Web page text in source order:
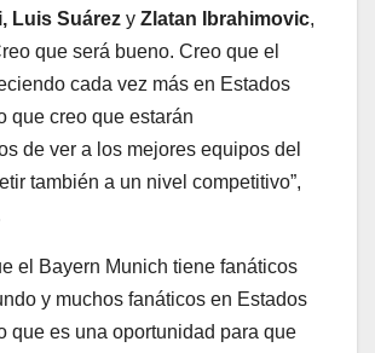
Luis Suárez y Zlatan Ibrahimovic,
que será bueno. Creo que el
cada vez más en Estados
que creo que estarán
de ver a los mejores equipos del
también a un nivel competitivo”,
el Bayern Munich tiene fanáticos
y muchos fanáticos en Estados
que es una oportunidad para que